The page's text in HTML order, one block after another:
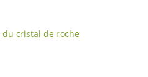
cristal de roche